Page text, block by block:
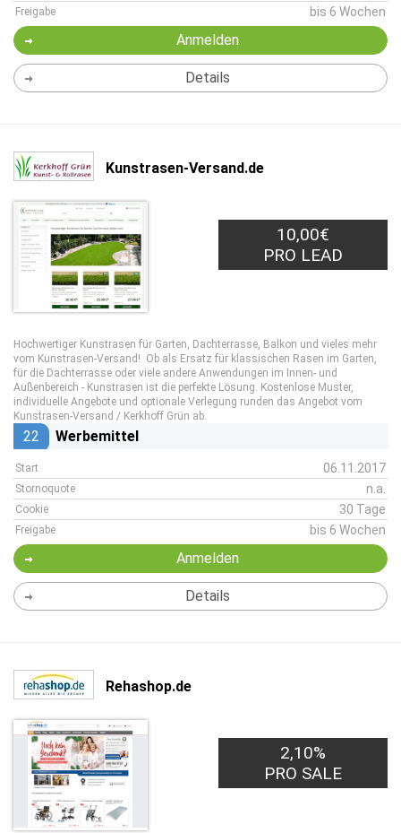
Freigabe bis 6 Wochen
Anmelden
Details
Kunstrasen-Versand.de
10,00€
PRO LEAD
Hochwertiger Kunstrasen für Garten, Dachterrasse, Balkon und vieles mehr
vom Kunstrasen-Versand! Ob als Ersatz für klassischen Rasen im Garten,
für die Dachterrasse oder viele andere Anwendungen im Innen- und
Außenbereich - Kunstrasen ist die perfekte Lösung. Kostenlose Muster,
individuelle Angebote und optionale Verlegung runden das Angebot vom
Kunstrasen-Versand / Kerkhoff Grün ab.
22 Werbemittel
Start 06.11.2017
Stornoquote n.a.
Cookie 30 Tage
Freigabe bis 6 Wochen
Anmelden
Details
Rehashop.de
2,10%
PRO SALE